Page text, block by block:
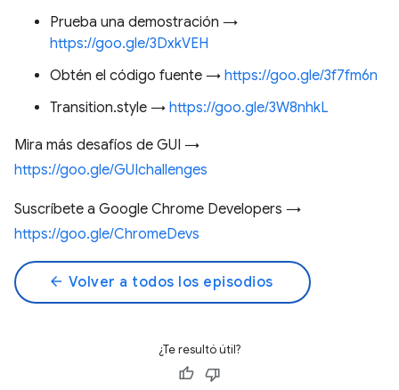
Prueba una demostración →
https://goo.gle/3DxkVEH
Obtén el código fuente → https://goo.gle/3f7fm6n
Transition.style → https://goo.gle/3W8nhkL
Mira más desafíos de GUI →
https://goo.gle/GUIchallenges
Suscríbete a Google Chrome Developers →
https://goo.gle/ChromeDevs
arrow_back Volver a todos los episodios
¿Te resultó útil?